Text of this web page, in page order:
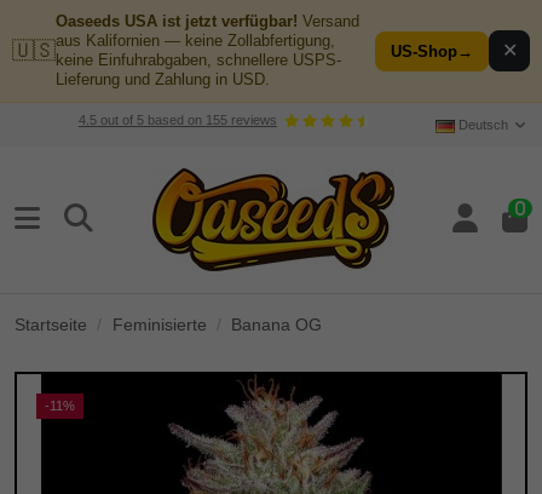
🇺🇸
Oaseeds USA ist jetzt verfügbar! Versand
aus Kalifornien — keine Zollabfertigung,
keine Einfuhrabgaben, schnellere USPS-
Lieferung und Zahlung in USD.
US-Shop→ ✕
4.5out of 5based on 155reviews Deutsch
0
Startseite Feminisierte Banana OG
-11%